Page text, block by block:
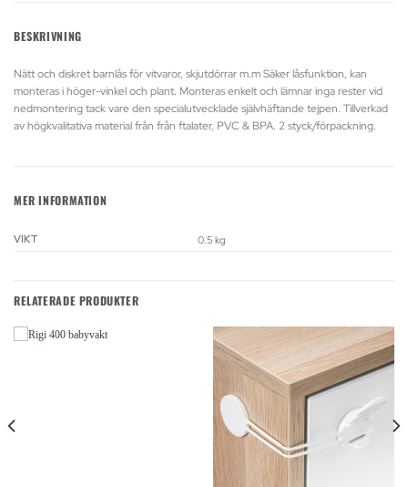
BESKRIVNING
Nätt och diskret barnlås för vitvaror, skjutdörrar m.m Säker låsfunktion, kan
monteras i höger-vinkel och plant. Monteras enkelt och lämnar inga rester vid
nedmontering tack vare den specialutvecklade självhäftande tejpen. Tillverkad
av högkvalitativa material från från ftalater, PVC & BPA. 2 styck/förpackning.
MER INFORMATION
VIKT 0.5 kg
RELATERADE PRODUKTER